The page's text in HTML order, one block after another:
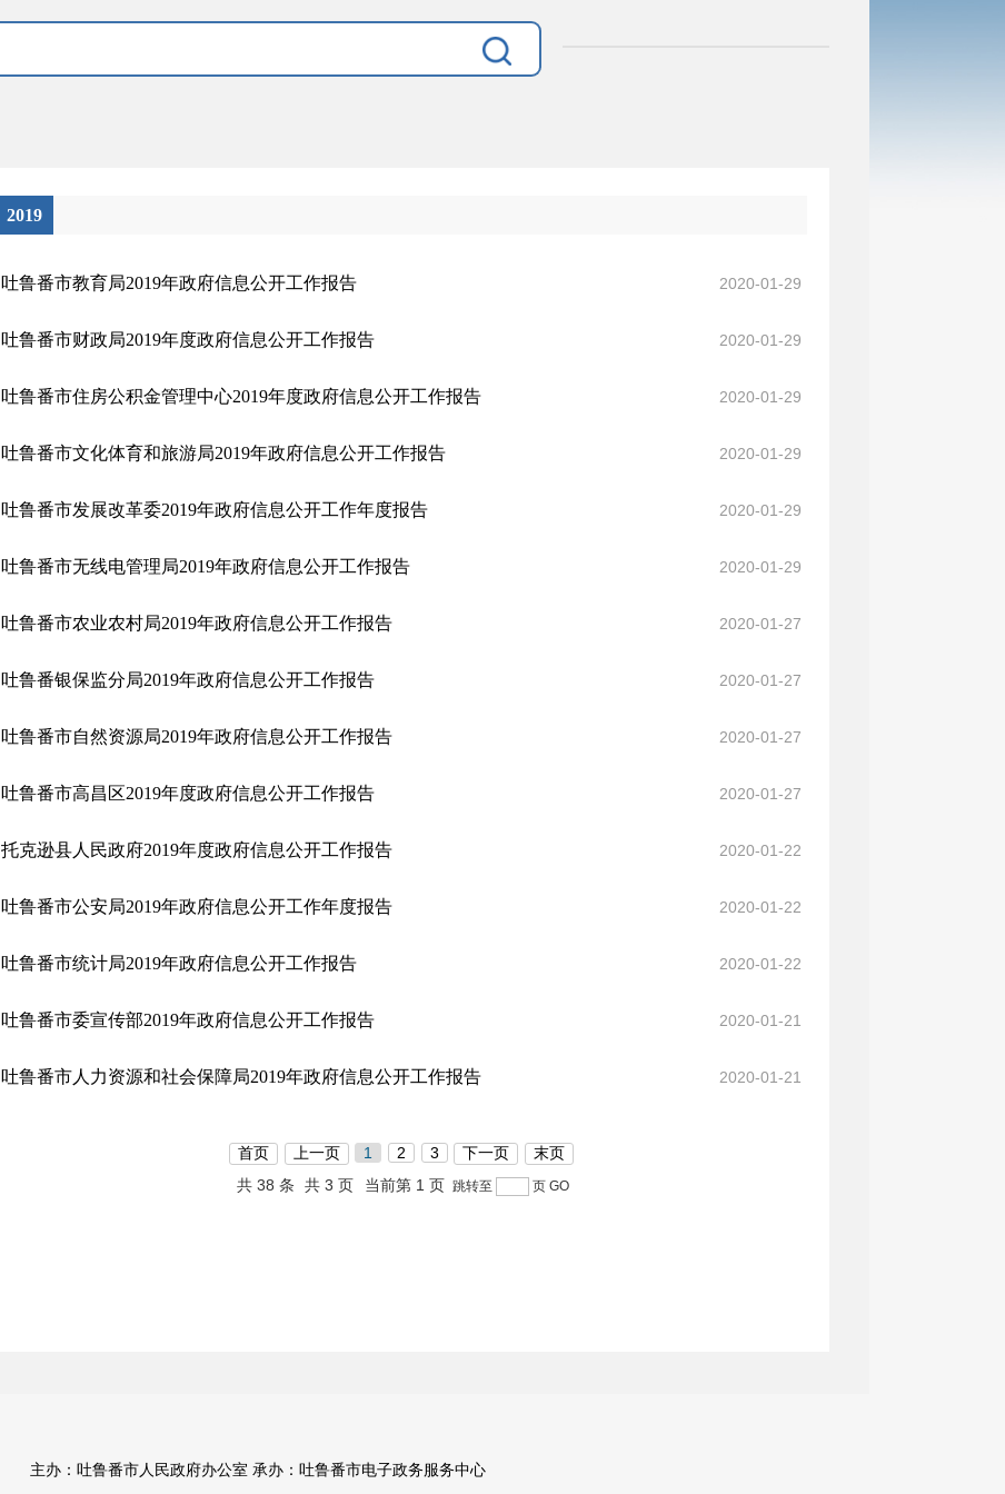
2019
吐鲁番市教育局2019年政府信息公开工作报告 2020-01-29
吐鲁番市财政局2019年度政府信息公开工作报告 2020-01-29
吐鲁番市住房公积金管理中心2019年度政府信息公开工作报告 2020-01-29
吐鲁番市文化体育和旅游局2019年政府信息公开工作报告 2020-01-29
​吐鲁番市发展改革委2019年政府信息公开工作年度报告 2020-01-29
吐鲁番市无线电管理局2019年政府信息公开工作报告 2020-01-29
吐鲁番市农业农村局2019年政府信息公开工作报告 2020-01-27
吐鲁番银保监分局2019年政府信息公开工作报告 2020-01-27
吐鲁番市自然资源局2019年政府信息公开工作报告 2020-01-27
吐鲁番市高昌区2019年度政府信息公开工作报告 2020-01-27
托克逊县人民政府2019年度政府信息公开工作报告 2020-01-22
吐鲁番市公安局2019年政府信息公开工作年度报告 2020-01-22
吐鲁番市统计局2019年政府信息公开工作报告 2020-01-22
吐鲁番市委宣传部2019年政府信息公开工作报告 2020-01-21
吐鲁番市人力资源和社会保障局2019年政府信息公开工作报告 2020-01-21
首页 上一页 1 2 3 下一页
末页
共 38 条
共 3 页 当前第 1 页 跳转至 页 GO
主办：吐鲁番市人民政府办公室 承办：吐鲁番市电子政务服务中心